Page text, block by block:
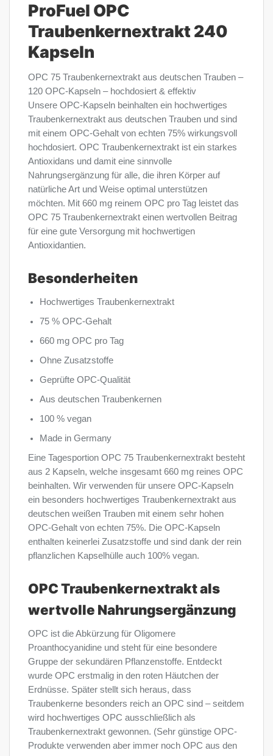
ProFuel OPC
Traubenkernextrakt 240
Kapseln
OPC 75 Traubenkernextrakt aus deutschen Trauben –
120 OPC-Kapseln – hochdosiert & effektiv
Unsere OPC-Kapseln beinhalten ein hochwertiges
Traubenkernextrakt aus deutschen Trauben und sind
mit einem OPC-Gehalt von echten 75% wirkungsvoll
hochdosiert. OPC Traubenkernextrakt ist ein starkes
Antioxidans und damit eine sinnvolle
Nahrungsergänzung für alle, die ihren Körper auf
natürliche Art und Weise optimal unterstützen
möchten. Mit 660 mg reinem OPC pro Tag leistet das
OPC 75 Traubenkernextrakt einen wertvollen Beitrag
für eine gute Versorgung mit hochwertigen
Antioxidantien.
Besonderheiten
Hochwertiges Traubenkernextrakt
75 % OPC-Gehalt
660 mg OPC pro Tag
Ohne Zusatzstoffe
Geprüfte OPC-Qualität
Aus deutschen Traubenkernen
100 % vegan
Made in Germany
Eine Tagesportion OPC 75 Traubenkernextrakt besteht
aus 2 Kapseln, welche insgesamt 660 mg reines OPC
beinhalten. Wir verwenden für unsere OPC-Kapseln
ein besonders hochwertiges Traubenkernextrakt aus
deutschen weißen Trauben mit einem sehr hohen
OPC-Gehalt von echten 75%. Die OPC-Kapseln
enthalten keinerlei Zusatzstoffe und sind dank der rein
pflanzlichen Kapselhülle auch 100% vegan.
OPC Traubenkernextrakt als
wertvolle Nahrungsergänzung
OPC ist die Abkürzung für Oligomere
Proanthocyanidine und steht für eine besondere
Gruppe der sekundären Pflanzenstoffe. Entdeckt
wurde OPC erstmalig in den roten Häutchen der
Erdnüsse. Später stellt sich heraus, dass
Traubenkerne besonders reich an OPC sind – seitdem
wird hochwertiges OPC ausschließlich als
Traubenkernextrakt gewonnen. (Sehr günstige OPC-
Produkte verwenden aber immer noch OPC aus den